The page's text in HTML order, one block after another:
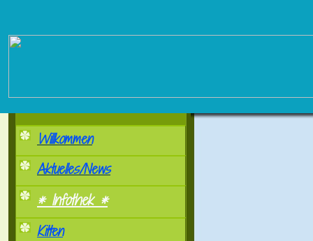
Willkommen
Aktuelles/News
* Infothek *
Kitten